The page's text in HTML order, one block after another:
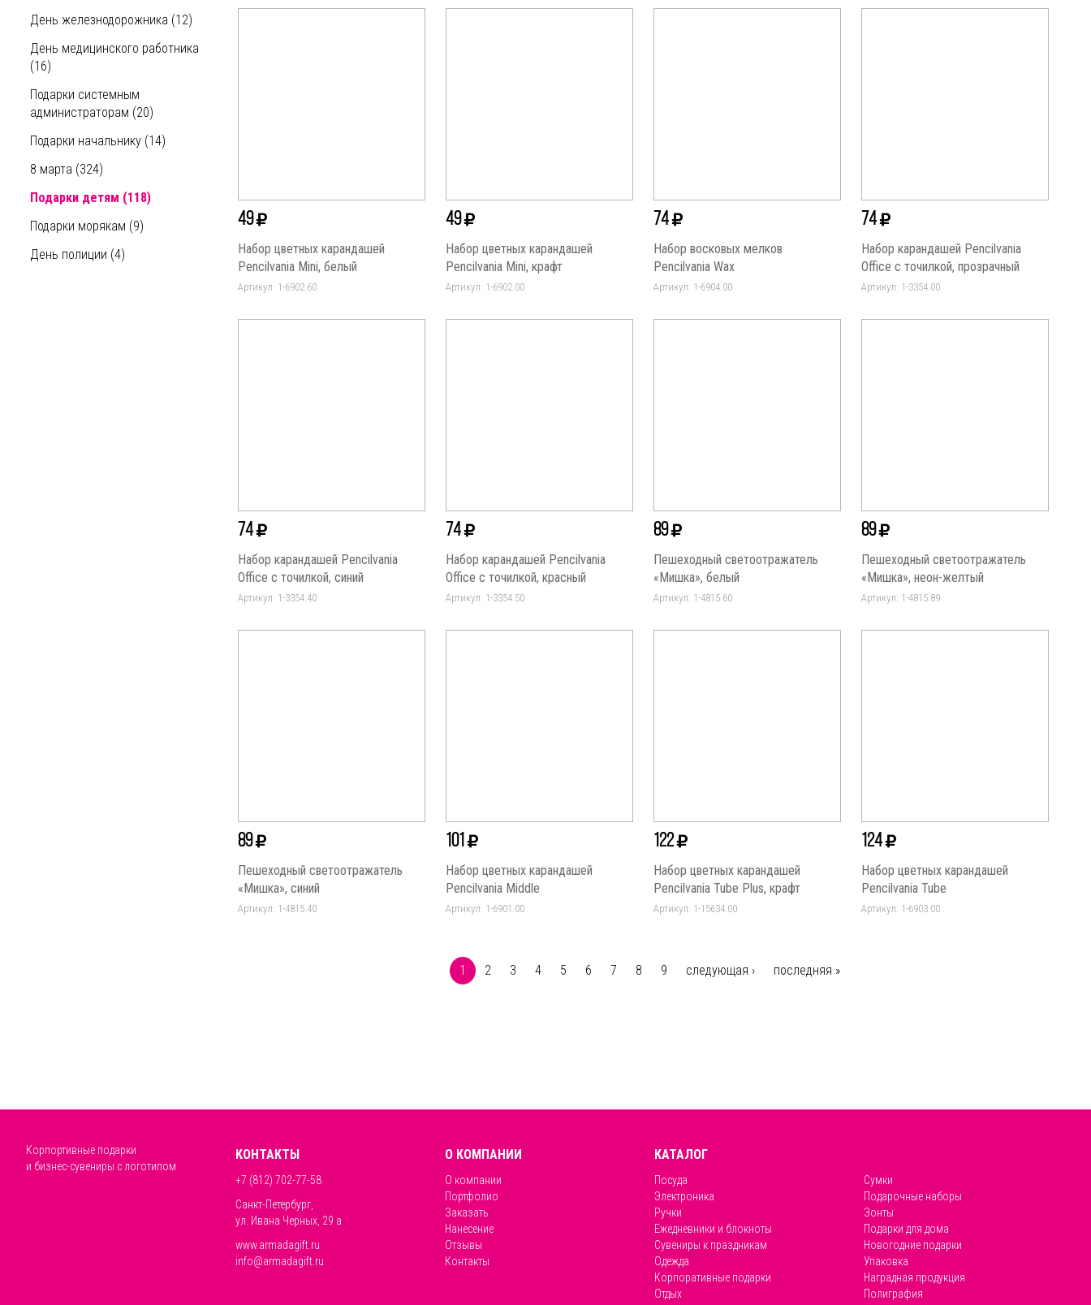
День железнодорожника (12)
День медицинского работника
(16)
Подарки системным
администраторам (20)
Подарки начальнику (14)
8 марта (324)
Подарки детям (118)
Подарки морякам (9)
День полиции (4)
49
Набор цветных карандашей
Pencilvania Mini, белый
Артикул: 1-6902.60
49
Набор цветных карандашей
Pencilvania Mini, крафт
Артикул: 1-6902.00
74
Набор восковых мелков
Pencilvania Wax
Артикул: 1-6904.00
74
Набор карандашей Pencilvania
Office с точилкой, прозрачный
Артикул: 1-3354.00
74
Набор карандашей Pencilvania
Office с точилкой, синий
Артикул: 1-3354.40
74
Набор карандашей Pencilvania
Office с точилкой, красный
Артикул: 1-3354.50
89
Пешеходный светоотражатель
«Мишка», белый
Артикул: 1-4815.60
89
Пешеходный светоотражатель
«Мишка», неон-желтый
Артикул: 1-4815.89
89
Пешеходный светоотражатель
«Мишка», синий
Артикул: 1-4815.40
101
Набор цветных карандашей
Pencilvania Middle
Артикул: 1-6901.00
122
Набор цветных карандашей
Pencilvania Tube Plus, крафт
Артикул: 1-15634.00
124
Набор цветных карандашей
Pencilvania Tube
Артикул: 1-6903.00
1 2 3 4 5 6 7 8 9 следующая › последняя »
Корпортивные подарки
и бизнес-сувениры с логотипом
КОНТАКТЫ
+7 (812) 702-77-58
Санкт-Петербург,
ул. Ивана Черных, 29 а
www.armadagift.ru
info@armadagift.ru
О КОМПАНИИ
О компании
Портфолио
Заказать
Нанесение
Отзывы
Контакты
КАТАЛОГ
Посуда
Электроника
Ручки
Ежедневники и блокноты
Сувениры к праздникам
Одежда
Корпоративные подарки
Отдых
Сумки
Подарочные наборы
Зонты
Подарки для дома
Новогодние подарки
Упаковка
Наградная продукция
Полиграфия